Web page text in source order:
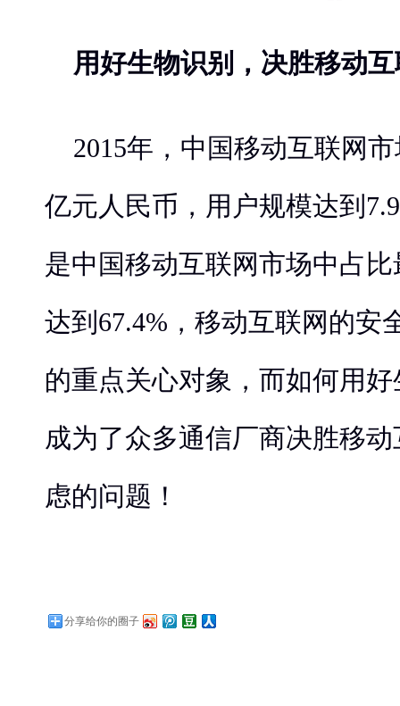
用好生物识别，决胜移动
2015年，中国移动互联网
亿元人民币，用户规模达到
是中国移动互联网市场中占
达到67.4%，移动互联网的安
的重点关心对象，而如何用
成为了众多通信厂商决胜移
虑的问题！
分享给你的圈子